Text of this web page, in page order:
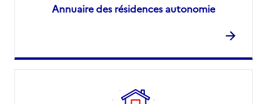
Annuaire des résidences autonomie